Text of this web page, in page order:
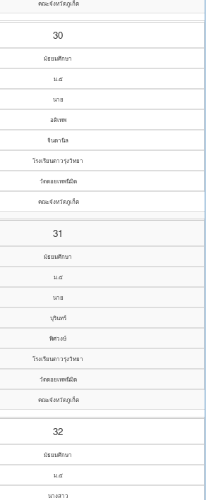
คณะจังหวัดภูเก็ต
30
มัธยมศึกษา
ม.๕
นาย
อติเทพ
จินดานิล
โรงเรียนดาวรุ่งวิทยา
วัดดอยเทพนิมิต
คณะจังหวัดภูเก็ต
31
มัธยมศึกษา
ม.๕
นาย
บุรินทร์
พิศวงษ์
โรงเรียนดาวรุ่งวิทยา
วัดดอยเทพนิมิต
คณะจังหวัดภูเก็ต
32
มัธยมศึกษา
ม.๕
นางสาว